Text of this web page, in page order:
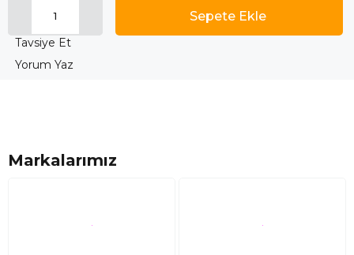
Tavsiye Et
Yorum Yaz
Markalarımız